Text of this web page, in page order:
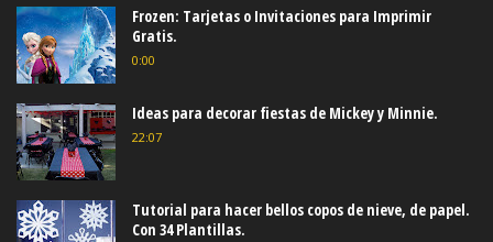
Frozen: Tarjetas o Invitaciones para Imprimir
Gratis.
0:00
Ideas para decorar fiestas de Mickey y Minnie.
22:07
Tutorial para hacer bellos copos de nieve, de papel.
Con 34 Plantillas.